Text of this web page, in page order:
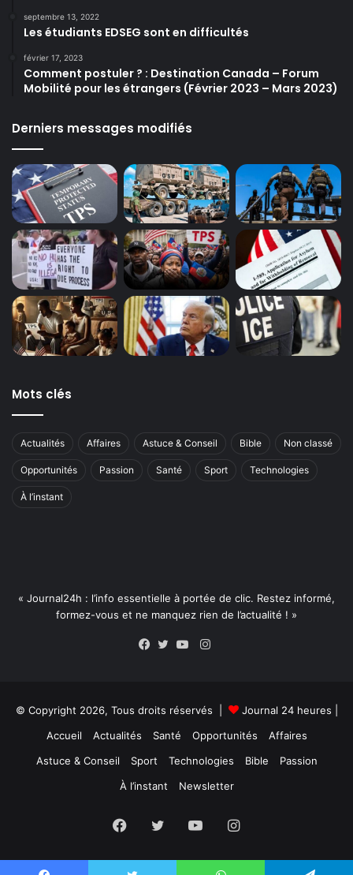
septembre 13, 2022
Les étudiants EDSEG sont en difficultés
février 17, 2023
Comment postuler ? : Destination Canada – Forum
Mobilité pour les étrangers (Février 2023 – Mars 2023)
Derniers messages modifiés
Mots clés
Actualités Affaires Astuce & Conseil Bible Non classé
Opportunités Passion Santé Sport Technologies
À l’instant
« Journal24h : l’info essentielle à portée de clic. Restez informé,
formez-vous et ne manquez rien de l’actualité ! »
Instagram
© Copyright 2026, Tous droits réservés | Journal 24 heures
Accueil
Actualités Santé Opportunités
Affaires
Astuce & Conseil
Sport Technologies Bible
Passion
À l’instant
Newsletter
Facebook
TwitterYouTubeInstagram